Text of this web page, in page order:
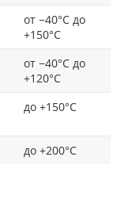
от −40°С до
+150°С
от −40°С до
+120°С
до +150°С
до +200°С